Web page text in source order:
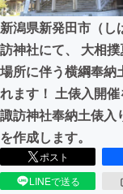
ビジネ
まちづ
CAMPFIRE
新潟県新発田市（し
訪神社にて、 大相
場所に伴う横綱奉納
れます！ 土俵入開催
諏訪神社奉納土俵入
を作成します。
ポスト
LINEで送る